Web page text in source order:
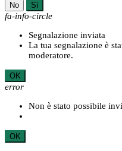
No Sì
fa-info-circle
Segnalazione inviata
La tua segnalazione è
moderatore.
OK
error
Non è stato possibile
OK